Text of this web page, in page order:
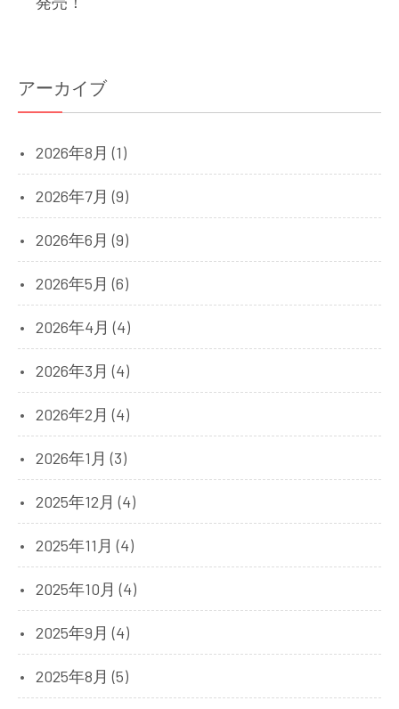
アーカイブ
2026年8月 (1)
2026年7月 (9)
2026年6月 (9)
2026年5月 (6)
2026年4月 (4)
2026年3月 (4)
2026年2月 (4)
2026年1月 (3)
2025年12月 (4)
2025年11月 (4)
2025年10月 (4)
2025年9月 (4)
2025年8月 (5)